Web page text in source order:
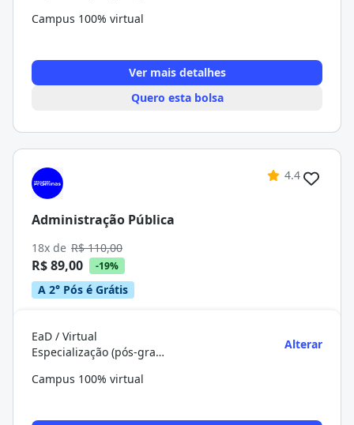
Campus 100% virtual
Ver mais detalhes
Quero esta bolsa
4.4
Administração Pública
18x de R$ 110,00
R$ 89,00 -19%
A 2° Pós é Grátis
EaD / Virtual
Especialização (pós-graduação)
Alterar
Campus 100% virtual